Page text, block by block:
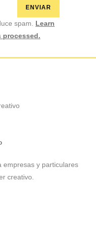
spam. Learn
processed.
empresas y particulares
creativo.